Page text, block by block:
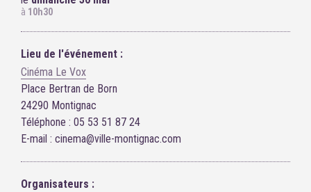
à 10h30
Lieu de l'événement :
Cinéma Le Vox
Place Bertran de Born
24290 Montignac
Téléphone : 05 53 51 87 24
E-mail : cinema@ville-montignac.com
Organisateurs :